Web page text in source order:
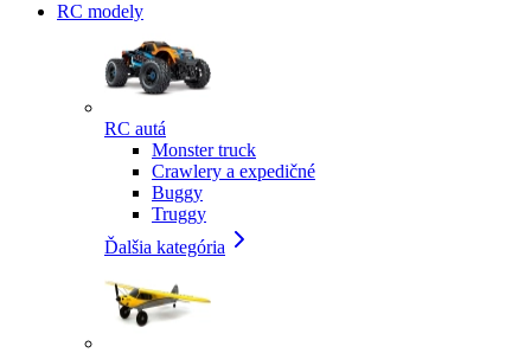
RC modely
RC autá
Monster truck
Crawlery a expedičné
Buggy
Truggy
Ďalšia kategória